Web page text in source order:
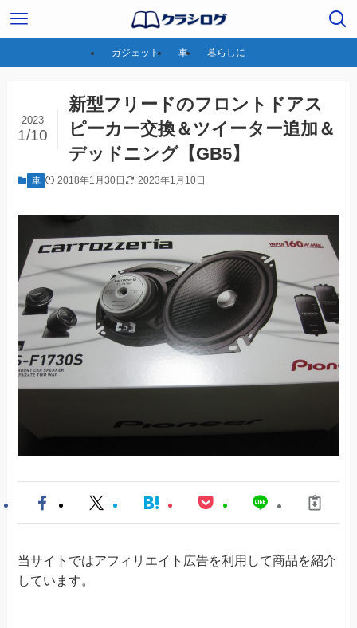
ガジェット 車 暮らしに
新型フリードのフロントドアス
ピーカー交換＆ツイーター追加＆
デッドニング【GB5】
2023
1/10
車 2018年1月30日 2023年1月10日
当サイトではアフィリエイト広告を利用して商品を紹介
しています。